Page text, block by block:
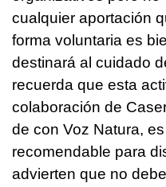
cualquier aportación
forma voluntaria es
destinará al cuidado
recuerda que esta
colaboración de
de con Voz Natura,
recomendable para
advierten que no